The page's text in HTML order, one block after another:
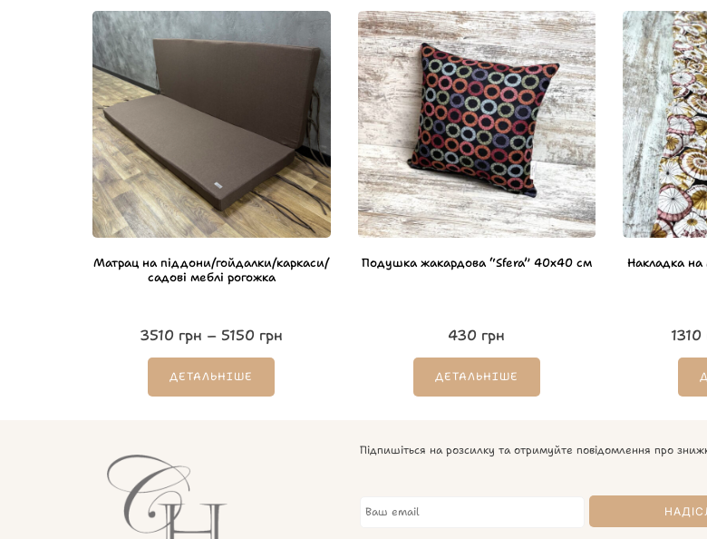
Матрац на піддони/гойдалки/каркаси/
садові меблі рогожка
3510 грн – 5150 грн
ДЕТАЛЬНІШЕ
Подушка жакардова “Sfera” 40х40 см
430 грн
ДЕТАЛЬНІШЕ
Накладка на
1310
Підпишіться на розсилку та отримуйте повідомлення про